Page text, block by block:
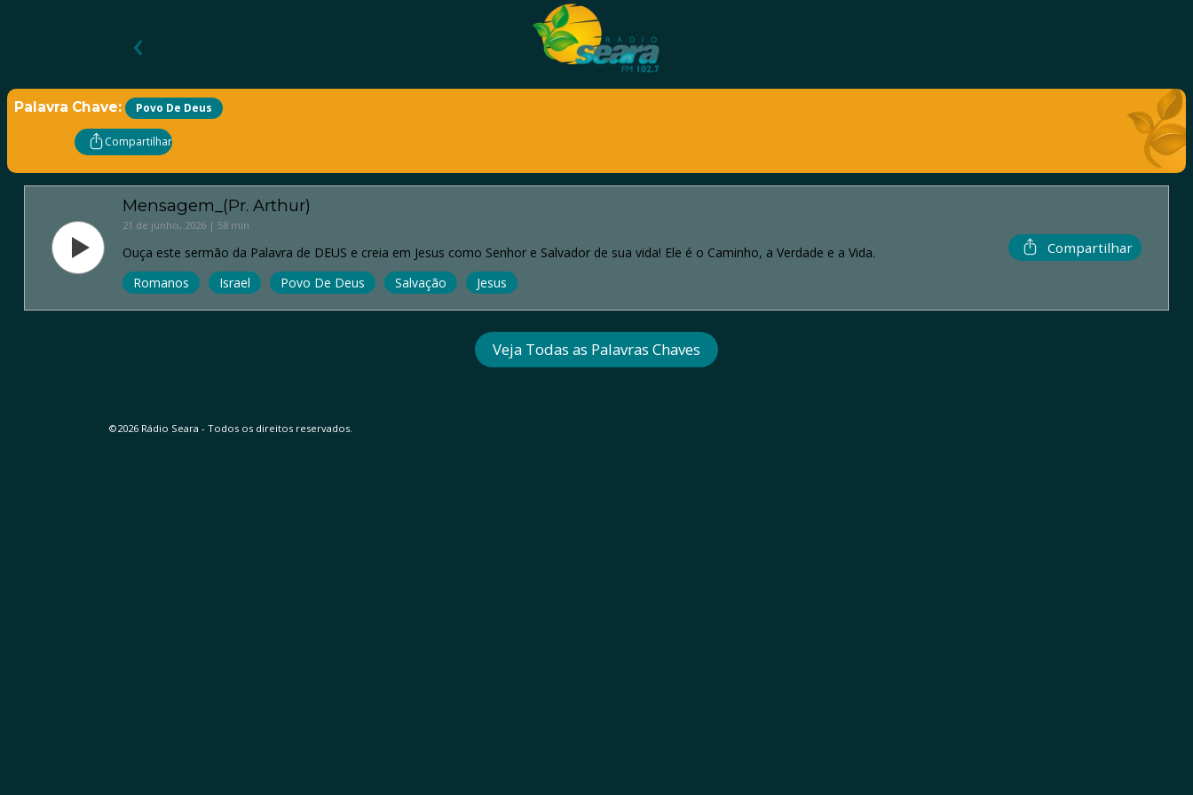
‹
Palavra Chave: Povo De Deus
Compartilhar
Mensagem_(Pr. Arthur)
21 de junho, 2026 | 58 min
Ouça este sermão da Palavra de DEUS e creia em Jesus como Senhor e Salvador de sua vida! Ele é o Caminho, a Verdade e a Vida.
Romanos
Israel Povo De Deus Salvação Jesus
Compartilhar
Veja Todas as Palavras Chaves
©2026 Rádio Seara - Todos os direitos reservados.